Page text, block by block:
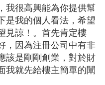
我很高興能為你提供幫
是我的個人看法，希望
見諒！。首先肯定樓
，因為注冊公司中有非
該是剛剛創業，對於財
我就先給樓主簡單的闡